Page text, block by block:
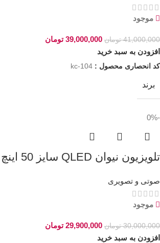
موجود
41,000,000 تومان 39,000,000 تومان
افزودن به سبد خرید
کد انحصاری محصول : kc-104
برند
-0%
تلویزیون نیوان QLED سایز 50 اینچ
صوتی و تصویری
موجود
30,000,000 تومان 29,900,000 تومان
افزودن به سبد خرید